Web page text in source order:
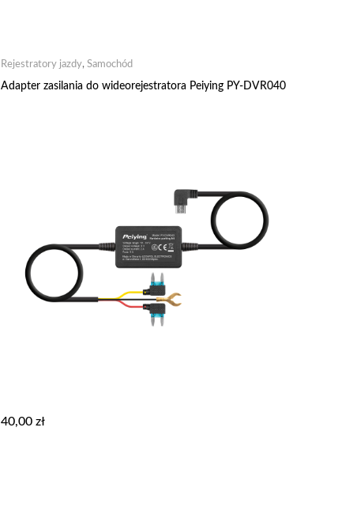
Rejestratory jazdy, Samochód
Adapter zasilania do wideorejestratora Peiying PY-DVR040
40,00 zł